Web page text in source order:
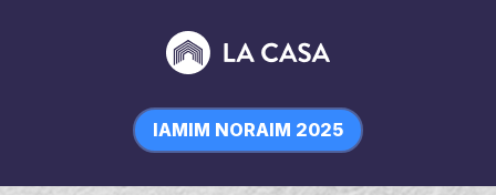
IAMIM NORAIM 2025